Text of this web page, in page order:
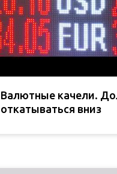
Валютные качели.
откатываться вниз